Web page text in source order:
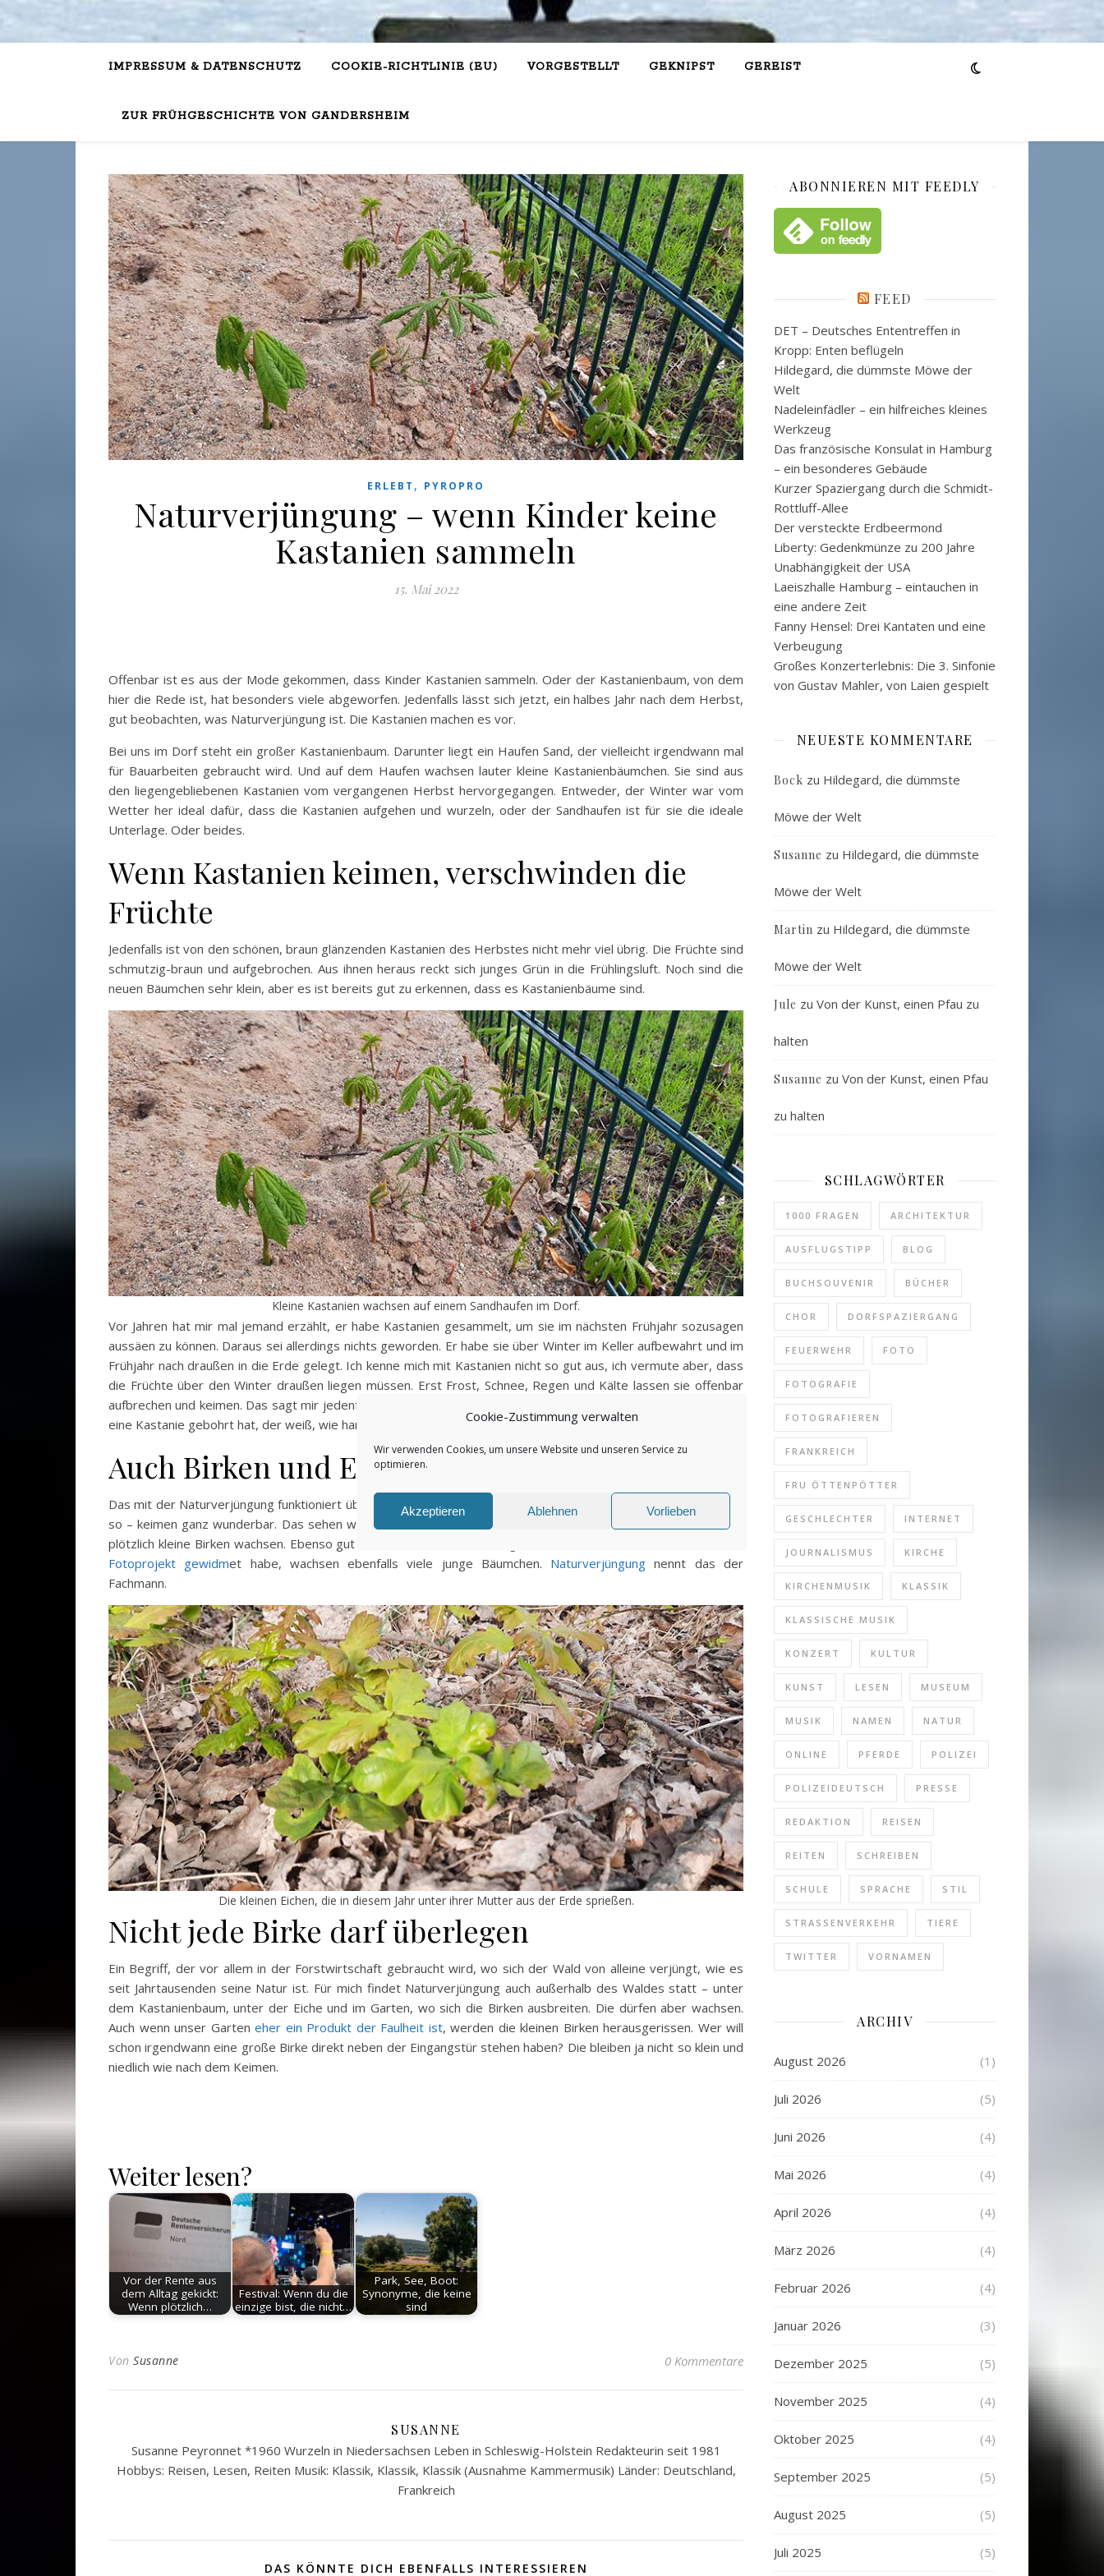
Cookie-Zustimmung verwalten
Wir verwenden Cookies, um unsere Website und unseren Service zu
optimieren.
Akzeptieren Ablehnen Vorlieben
IMPRESSUM & DATENSCHUTZ COOKIE-RICHTLINIE (EU) VORGESTELLT GEKNIPST GEREIST
ZUR FRÜHGESCHICHTE VON GANDERSHEIM
ERLEBT , PYROPRO
Naturverjüngung – wenn Kinder keine
Kastanien sammeln
15. Mai 2022
Offenbar ist es aus der Mode gekommen, dass Kinder Kastanien sammeln. Oder der Kastanienbaum, von dem
hier die Rede ist, hat besonders viele abgeworfen. Jedenfalls lässt sich jetzt, ein halbes Jahr nach dem Herbst,
gut beobachten, was Naturverjüngung ist. Die Kastanien machen es vor.
Bei uns im Dorf steht ein großer Kastanienbaum. Darunter liegt ein Haufen Sand, der vielleicht irgendwann mal
für Bauarbeiten gebraucht wird. Und auf dem Haufen wachsen lauter kleine Kastanienbäumchen. Sie sind aus
den liegengebliebenen Kastanien vom vergangenen Herbst hervorgegangen. Entweder, der Winter war vom
Wetter her ideal dafür, dass die Kastanien aufgehen und wurzeln, oder der Sandhaufen ist für sie die ideale
Unterlage. Oder beides.
Wenn Kastanien keimen, verschwinden die
Früchte
Jedenfalls ist von den schönen, braun glänzenden Kastanien des Herbstes nicht mehr viel übrig. Die Früchte sind
schmutzig-braun und aufgebrochen. Aus ihnen heraus reckt sich junges Grün in die Frühlingsluft. Noch sind die
neuen Bäumchen sehr klein, aber es ist bereits gut zu erkennen, dass es Kastanienbäume sind.
Kleine Kastanien wachsen auf einem Sandhaufen im Dorf.
Vor Jahren hat mir mal jemand erzählt, er habe Kastanien gesammelt, um sie im nächsten Frühjahr sozusagen
aussäen zu können. Daraus sei allerdings nichts geworden. Er habe sie über Winter im Keller aufbewahrt und im
Frühjahr nach draußen in die Erde gelegt. Ich kenne mich mit Kastanien nicht so gut aus, ich vermute aber, dass
die Früchte über den Winter draußen liegen müssen. Erst Frost, Schnee, Regen und Kälte lassen sie offenbar
aufbrechen und keimen. Das sagt mir jedenfalls der Sandhaufen im Dorf. Und wer jemals beim Basteln Löcher in
eine Kastanie gebohrt hat, der weiß, wie hart ihre Schale kurz nach dem Herunterfallen vom Baum ist.
Auch Birken und Eichen keimen gut
Das mit der Naturverjüngung funktioniert übrigens nicht nur mit Kastanien. Die Nüsse der Birken– ja, die heißen
so – keimen ganz wunderbar. Das sehen wir immer wieder in unserem Garten, wo an den komischsten Stellen
plötzlich kleine Birken wachsen. Ebenso gut keimen Eicheln. Unter der großen Eiche, der ich
Fotoprojekt gewidmet habe, wachsen ebenfalls viele junge Bäumchen. Naturverjüngung nennt das der
Fachmann.
Die kleinen Eichen, die in diesem Jahr unter ihrer Mutter aus der Erde sprießen.
Nicht jede Birke darf überlegen
Ein Begriff, der vor allem in der Forstwirtschaft gebraucht wird, wo sich der Wald von alleine verjüngt, wie es
seit Jahrtausenden seine Natur ist. Für mich findet Naturverjüngung auch außerhalb des Waldes statt – unter
dem Kastanienbaum, unter der Eiche und im Garten, wo sich die Birken ausbreiten. Die dürfen aber wachsen.
Auch wenn unser Garten eher ein Produkt der Faulheit ist, werden die kleinen Birken herausgerissen. Wer will
schon irgendwann eine große Birke direkt neben der Eingangstür stehen haben? Die bleiben ja nicht so klein und
niedlich wie nach dem Keimen.
Weiter lesen?
Vor der Rente aus
dem Alltag gekickt:
Wenn plötzlich…
Festival: Wenn du die
einzige bist, die nicht…
Park, See, Boot:
Synonyme, die keine
sind
Von Susanne 0 Kommentare
SUSANNE
Susanne Peyronnet *1960 Wurzeln in Niedersachsen Leben in Schleswig-Holstein Redakteurin seit 1981
Hobbys: Reisen, Lesen, Reiten Musik: Klassik, Klassik, Klassik (Ausnahme Kammermusik) Länder: Deutschland,
Frankreich
DAS KÖNNTE DICH EBENFALLS INTERESSIEREN
ABONNIEREN MIT FEEDLY
FEED
DET – Deutsches Ententreffen in
Kropp: Enten beflügeln
Hildegard, die dümmste Möwe der
Welt
Nadeleinfädler – ein hilfreiches kleines
Werkzeug
Das französische Konsulat in Hamburg
– ein besonderes Gebäude
Kurzer Spaziergang durch die Schmidt-
Rottluff-Allee
Der versteckte Erdbeermond
Liberty: Gedenkmünze zu 200 Jahre
Unabhängigkeit der USA
Laeiszhalle Hamburg – eintauchen in
eine andere Zeit
Fanny Hensel: Drei Kantaten und eine
Verbeugung
Großes Konzerterlebnis: Die 3. Sinfonie
von Gustav Mahler, von Laien gespielt
NEUESTE KOMMENTARE
Bock zu Hildegard, die dümmste
Möwe der Welt
Susanne zu Hildegard, die dümmste
Möwe der Welt
Martin zu Hildegard, die dümmste
Möwe der Welt
Jule zu Von der Kunst, einen Pfau zu
halten
Susanne zu Von der Kunst, einen Pfau
zu halten
SCHLAGWÖRTER
1000 FRAGEN ARCHITEKTUR
AUSFLUGSTIPP BLOG
BUCHSOUVENIR BÜCHER
CHOR DORFSPAZIERGANG
FEUERWEHR FOTO
FOTOGRAFIE
FOTOGRAFIEREN
FRANKREICH
FRU ÖTTENPÖTTER
GESCHLECHTER INTERNET
JOURNALISMUS KIRCHE
KIRCHENMUSIK KLASSIK
KLASSISCHE MUSIK
KONZERT KULTUR
KUNST LESEN MUSEUM
MUSIK NAMEN NATUR
ONLINE PFERDE POLIZEI
POLIZEIDEUTSCH PRESSE
REDAKTION REISEN
REITEN SCHREIBEN
SCHULE SPRACHE STIL
STRASSENVERKEHR TIERE
TWITTER VORNAMEN
ARCHIV
August 2026 (1)
Juli 2026 (5)
Juni 2026 (4)
Mai 2026 (4)
April 2026 (4)
März 2026 (4)
Februar 2026 (4)
Januar 2026 (3)
Dezember 2025 (5)
November 2025 (4)
Oktober 2025 (4)
September 2025 (5)
August 2025 (5)
Juli 2025 (5)